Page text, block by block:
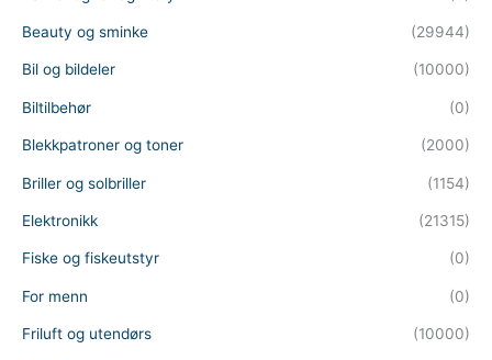
Beauty og sminke (29944)
Bil og bildeler (10000)
Biltilbehør (0)
Blekkpatroner og toner (2000)
Briller og solbriller (1154)
Elektronikk (21315)
Fiske og fiskeutstyr (0)
For menn (0)
Friluft og utendørs (10000)